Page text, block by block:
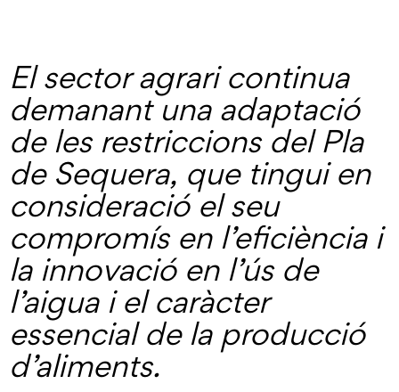
El sector agrari continua
demanant una adaptació
de les restriccions del Pla
de Sequera, que tingui en
consideració el seu
compromís en l’eficiència i
la innovació en l’ús de
l’aigua i el caràcter
essencial de la producció
d’aliments.